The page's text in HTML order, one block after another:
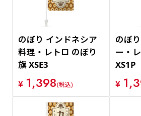
のぼり インドネシア
料理・レトロ のぼり
旗 XSE3
¥ 1,398(税込)
のぼ
ー・
XS1P
¥